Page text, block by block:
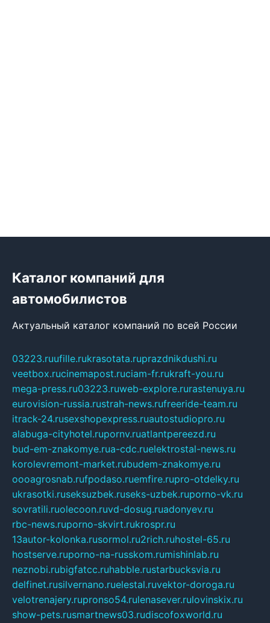
Каталог компаний для
автомобилистов
Актуальный каталог компаний по всей России
03223.ruufille.rukrasotata.ruprazdnikdushi.ru
veetbox.rucinemapost.ruciam-fr.rukraft-you.ru
mega-press.ru03223.ruweb-explore.rurastenuya.ru
eurovision-russia.rustrah-news.rufreeride-team.ru
itrack-24.rusexshopexpress.ruautostudiopro.ru
alabuga-cityhotel.rupornv.ruatlantpereezd.ru
bud-em-znakomye.rua-cdc.ruelektrostal-news.ru
korolevremont-market.rubudem-znakomye.ru
oooagrosnab.rufpodaso.ruemfire.rupro-otdelky.ru
ukrasotki.ruseksuzbek.ruseks-uzbek.ruporno-vk.ru
sovratili.ruolecoon.ruvd-dosug.ruadonyev.ru
rbc-news.ruporno-skvirt.rukrospr.ru
13autor-kolonka.rusormol.ru2rich.ruhostel-65.ru
hostserve.ruporno-na-russkom.rumishinlab.ru
neznobi.rubigfatcc.ruhabble.rustarbucksvia.ru
delfinet.rusilvernano.ruelestal.ruvektor-doroga.ru
velotrenajery.rupronso54.rulenasever.rulovinskix.ru
show-pets.rusmartnews03.rudiscofoxworld.ru